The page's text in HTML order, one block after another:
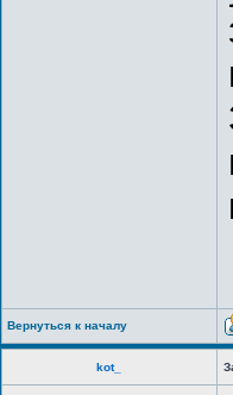
Вернуться к началу
kot_